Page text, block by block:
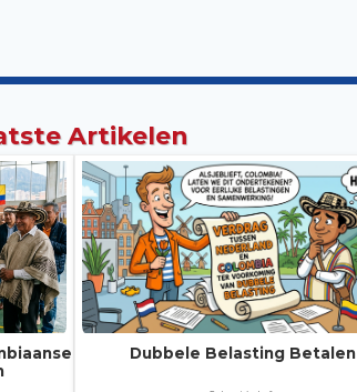
Artikelen
Dubbele Belasting Betalen